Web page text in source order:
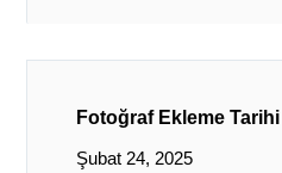
Fotoğraf Ekleme Tarihi
Şubat 24, 2025